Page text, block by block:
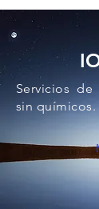
Servicios
sin químicos.